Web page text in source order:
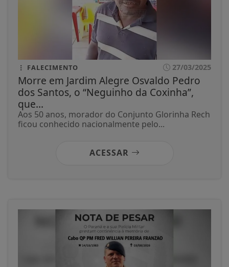
FALECIMENTO 27/03/2025
Morre em Jardim Alegre Osvaldo Pedro
dos Santos, o “Neguinho da Coxinha”,
que...
Aos 50 anos, morador do Conjunto Glorinha Rech
ficou conhecido nacionalmente pelo...
ACESSAR